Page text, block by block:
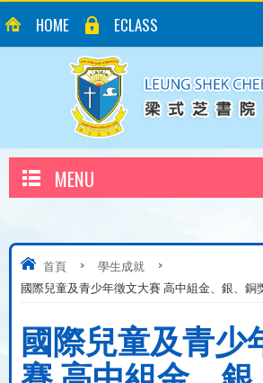
HOME ECLASS
MENU
首頁 > 學生成就
>
國際兒童及青少年徵文大賽 高中組金、銀、銅
國際兒童及青少